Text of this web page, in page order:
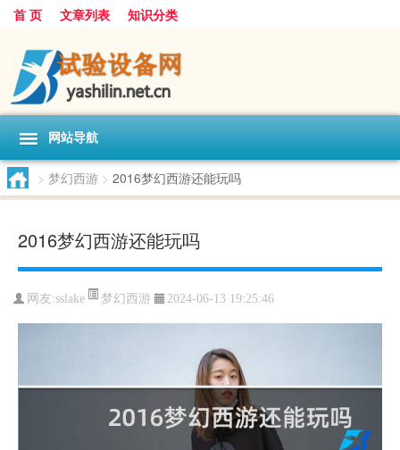
首 页 文章列表 知识分类
网站导航
> 梦幻西游 > 2016梦幻西游还能玩吗
2016梦幻西游还能玩吗
网友:sslake 梦幻西游 2024-06-13 19:25:46